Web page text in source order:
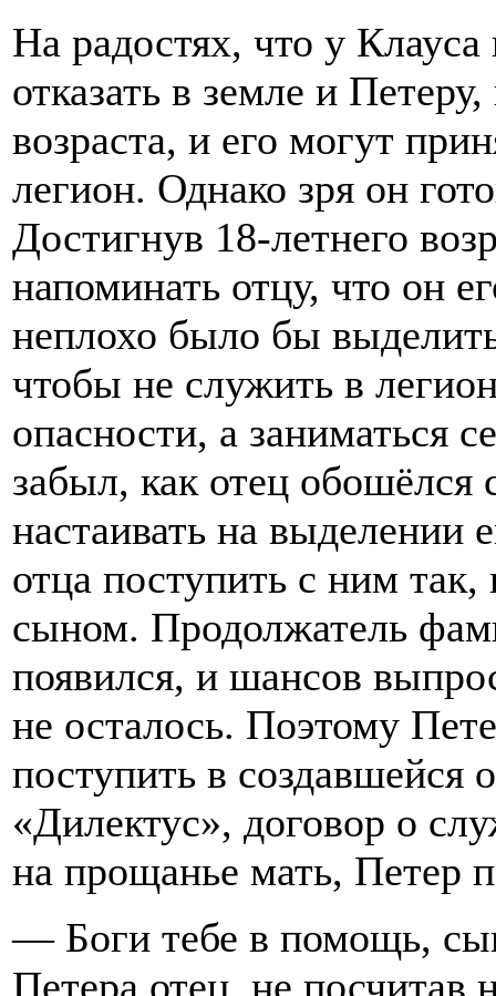
На радостях, что у
отказать в земле и
возраста, и его могут
легион. Однако зря он
Достигнув 18-летнего
напоминать отцу, что он
неплохо было бы
чтобы не служить в
опасности, а заниматься
забыл, как отец обошёлся
настаивать на
отца поступить с ним
сыном. Продолжатель
появился, и шансов
не осталось. Поэтому
поступить в создавшейся
«Дилектус», договор о
на прощанье мать, Петер
— Боги тебе в помощь,
Петера отец, не